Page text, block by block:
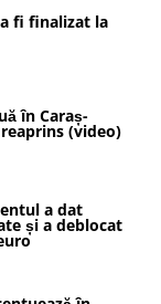
fi finalizat la
în Caraș-
(video)
a dat
și a deblocat